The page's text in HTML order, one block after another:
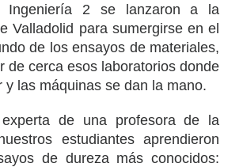
Ingeniería 2 se lanzaron a la
Valladolid para sumergirse en el
de los ensayos de materiales,
de cerca esos laboratorios donde
y las máquinas se dan la mano.
de una profesora de la
estudiantes aprendieron
de dureza más conocidos: